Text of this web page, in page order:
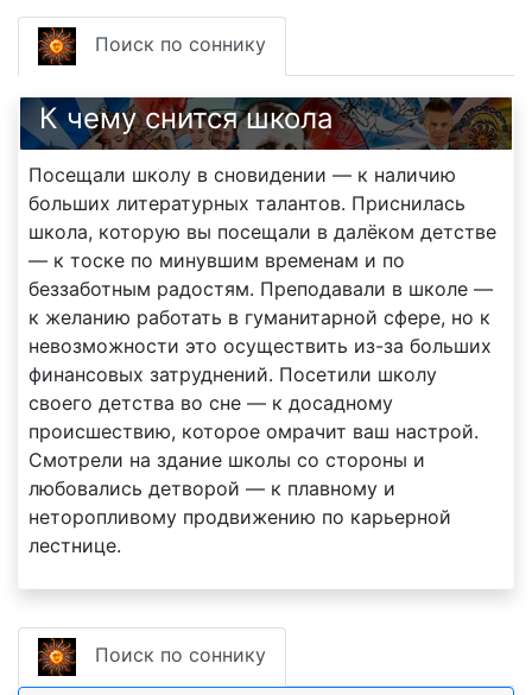
Поиск по соннику
К чему снится школа
Посещали школу в сновидении — к наличию
больших литературных талантов. Приснилась
школа, которую вы посещали в далёком детстве
— к тоске по минувшим временам и по
беззаботным радостям. Преподавали в школе —
к желанию работать в гуманитарной сфере, но к
невозможности это осуществить из-за больших
финансовых затруднений. Посетили школу
своего детства во сне — к досадному
происшествию, которое омрачит ваш настрой.
Смотрели на здание школы со стороны и
любовались детворой — к плавному и
неторопливому продвижению по карьерной
лестнице.
Поиск по соннику